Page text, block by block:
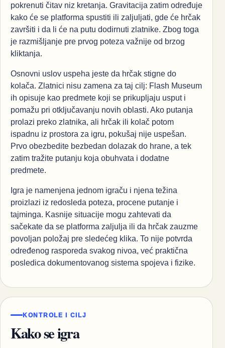
pokrenuti čitav niz kretanja. Gravitacija zatim određuje
kako će se platforma spustiti ili zaljuljati, gde će hrčak
završiti i da li će na putu dodirnuti zlatnike. Zbog toga
je razmišljanje pre prvog poteza važnije od brzog
kliktanja.
Osnovni uslov uspeha jeste da hrčak stigne do
kolača. Zlatnici nisu zamena za taj cilj: Flash Museum
ih opisuje kao predmete koji se prikupljaju usput i
pomažu pri otključavanju novih oblasti. Ako putanja
prolazi preko zlatnika, ali hrčak ili kolač potom
ispadnu iz prostora za igru, pokušaj nije uspešan.
Prvo obezbedite bezbedan dolazak do hrane, a tek
zatim tražite putanju koja obuhvata i dodatne
predmete.
Igra je namenjena jednom igraču i njena težina
proizlazi iz redosleda poteza, procene putanje i
tajminga. Kasnije situacije mogu zahtevati da
sačekate da se platforma zaljulja ili da hrčak zauzme
povoljan položaj pre sledećeg klika. To nije potvrda
određenog rasporeda svakog nivoa, već praktična
posledica dokumentovanog sistema spojeva i fizike.
KONTROLE I CILJ
Kako se igra